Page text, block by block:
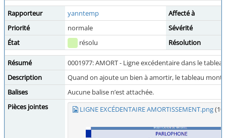
Rapporteur yanntemp
Affecté à
Priorité
normale
Sévérité
État
résolu Résolution
Résumé
0001977: AMORT - Ligne excédentaire dans le
Description
Quand on ajoute un bien à amortir, le tableau
Balises
Aucune balise n’est attachée.
Pièces jointes
LIGNE EXCÉDENTAIRE AMORTISSEMENT.png